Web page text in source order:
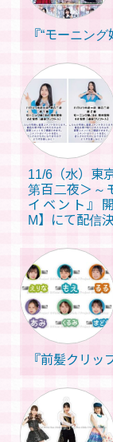
『“モーニン
11/6（水）東
第百二夜＞～
イベント』
M】にて配信
『前髪クリッ